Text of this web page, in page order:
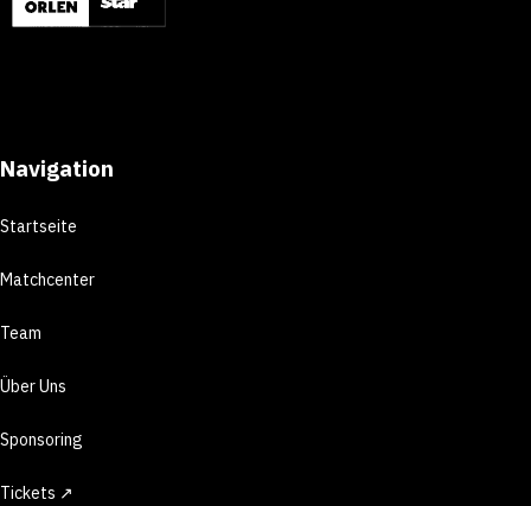
Navigation
Startseite
Matchcenter
Team
Über Uns
Sponsoring
Tickets ↗